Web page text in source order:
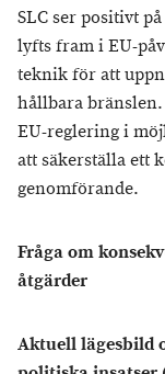
SLC ser positivt
lyfts fram i EU-
teknik för att
hållbara
EU-reglering i
att säkerställa ett
genomförande.
Fråga om
åtgärder
Aktuell lägesbild